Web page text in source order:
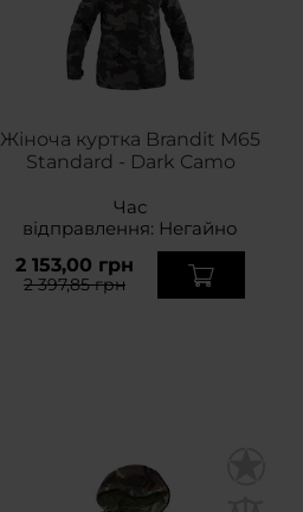
Жіноча куртка Brandit M65
Standard - Dark Camo
Час
відправлення: Негайно
2 153,00 грн
2 397,85 грн